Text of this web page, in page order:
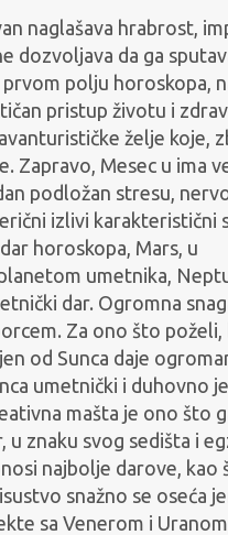
naglašava hrabrost,
dozvoljava da ga
polju horoskopa,
pristup životu i
želje koje,
Zapravo, Mesec u ima
podložan stresu,
izlivi karakteristični
horoskopa, Mars, u
umetnika,
dar. Ogromna
Za ono što poželi,
od Sunca daje
umetnički i duhovno
mašta je ono što
znaku svog sedišta i
najbolje darove, kao
snažno se oseća
sa Venerom i